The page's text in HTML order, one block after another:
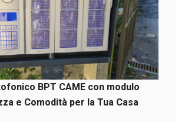
BPT CAME con modulo
e Comodità per la Tua Casa